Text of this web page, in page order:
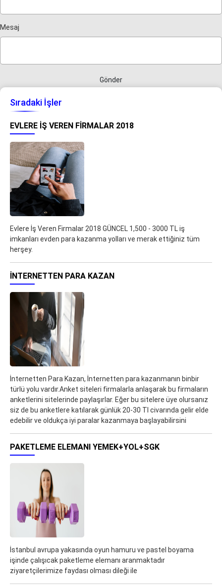
Mesaj
Gönder
Sıradaki İşler
EVLERE İŞ VEREN FIRMALAR 2018
Evlere İş Veren Firmalar 2018 GÜNCEL 1,500 - 3000 TL iş
imkanları evden para kazanma yolları ve merak ettiğiniz tüm
herşey.
İNTERNETTEN PARA KAZAN
İnternetten Para Kazan, İnternetten para kazanmanın binbir
türlü yolu vardır.Anket siteleri firmalarla anlaşarak bu firmaların
anketlerini sitelerinde paylaşırlar. Eğer bu sitelere üye olursanız
siz de bu anketlere katılarak günlük 20-30 Tl civarında gelir elde
edebilir ve oldukça iyi paralar kazanmaya başlayabilirsini
PAKETLEME ELEMANI YEMEK+YOL+SGK
İstanbul avrupa yakasında oyun hamuru ve pastel boyama
işinde çalışıcak paketleme elemanı aranmaktadır
ziyaretçilerimize faydası olması dileği ile